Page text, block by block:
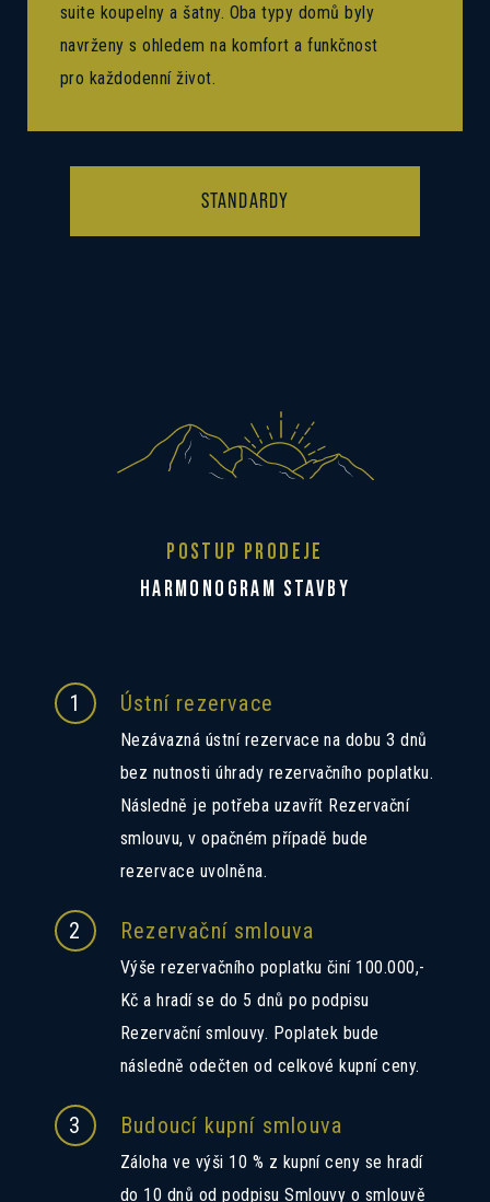
suite koupelny a šatny. Oba typy domů byly
navrženy s ohledem na komfort a funkčnost
pro každodenní život.
STANDARDY
POSTUP PRODEJE
HARMONOGRAM STAVBY
1 Ústní rezervace
Nezávazná ústní rezervace na dobu 3 dnů
bez nutnosti úhrady rezervačního poplatku.
Následně je potřeba uzavřít Rezervační
smlouvu, v opačném případě bude
rezervace uvolněna.
2 Rezervační smlouva
Výše rezervačního poplatku činí 100.000,-
Kč a hradí se do 5 dnů po podpisu
Rezervační smlouvy. Poplatek bude
následně odečten od celkové kupní ceny.
3 Budoucí kupní smlouva
Záloha ve výši 10 % z kupní ceny se hradí
do 10 dnů od podpisu Smlouvy o smlouvě